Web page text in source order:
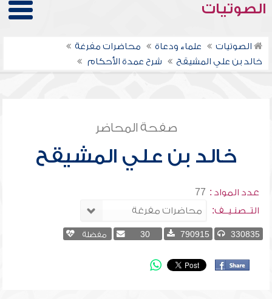
الصوتيات
الصوتيات علماء ودعاة
محاضرات مفرغة
خالد بن علي المشيقح
شرح عمدة الأحكام
صفحة المحاضر
خالد بن علي المشيقح
عدد المواد : 77
التــصنـيــف:
330835
790915
30 مفضلة